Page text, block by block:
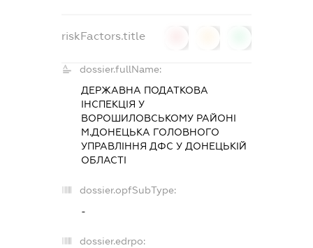
riskFactors.title
dossier.fullName:
ДЕРЖАВНА ПОДАТКОВА
ІНСПЕКЦІЯ У
ВОРОШИЛОВСЬКОМУ РАЙОНІ
М.ДОНЕЦЬКА ГОЛОВНОГО
УПРАВЛІННЯ ДФС У ДОНЕЦЬКІЙ
ОБЛАСТІ
dossier.opfSubType:
-
dossier.edrpo: